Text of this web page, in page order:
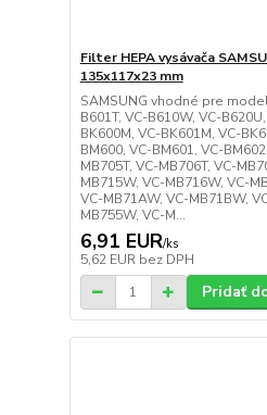
Filter HEPA vysávača
135x117x23 mm
SAMSUNG vhodné pre
B601T, VC-B610W, VC-
BK600M, VC-BK601M, VC-
BM600, VC-BM601, VC-
MB705T, VC-MB706T, VC-
MB715W, VC-MB716W, VC-
VC-MB71AW, VC-MB71BW,
MB755W, VC-M...
6,91 EUR/ks
5,62 EUR bez DPH
Pridať